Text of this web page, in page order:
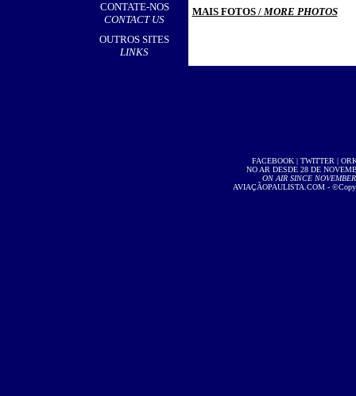
CONTATE-NOS
CONTACT US
OUTROS SITES
LINKS
MAIS FOTOS / MORE PHOTOS
FACEBOOK| TWITTER |
NO AR DESDE 28 DE
ON AIR SINCE
AVIAÇÃOPAULISTA.COM -